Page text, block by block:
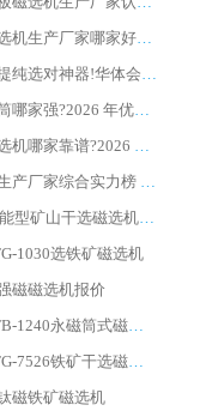
小型磁选机生产厂家哪家好?2026 年实测推荐，华体会手机网页版-华体会(中国) 十年口碑厂值得闭眼入
石英砂提纯选对神器!华体会手机网页版-华体会(中国) 强磁辊式磁选机价格优势全解析(2026 实测)
半磁滚筒哪家强?2026 年优质厂家推荐，华体会手机网页版-华体会(中国) 为什么能领跑行业
湿式磁选机哪家靠谱?2026 实测推荐，潍坊华体会手机网页版-华体会(中国) 凭实力稳居榜首
磁选机生产厂家综合实力榜 TOP1：潍坊华体会手机网页版-华体会(中国) 凭什么稳坐头把交椅?
2026节能型矿山干选磁选机：无水高效选矿的核心装备
1030选铁矿磁选机
磁磁选机报价
江西CTB-1240永磁筒式磁选机厂家
苏州CTG-7526铁矿干选磁选机
磁铁矿磁选机